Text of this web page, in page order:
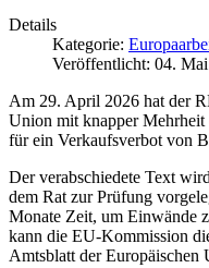
Details
Kategorie:
Veröffentlicht: 04.
Am 29. April 2026 hat der
Union mit knapper Mehrheit
für ein Verkaufsverbot von
Der verabschiedete Text
dem Rat zur Prüfung
Monate Zeit, um Einwände
kann die EU-Kommission
Amtsblatt der